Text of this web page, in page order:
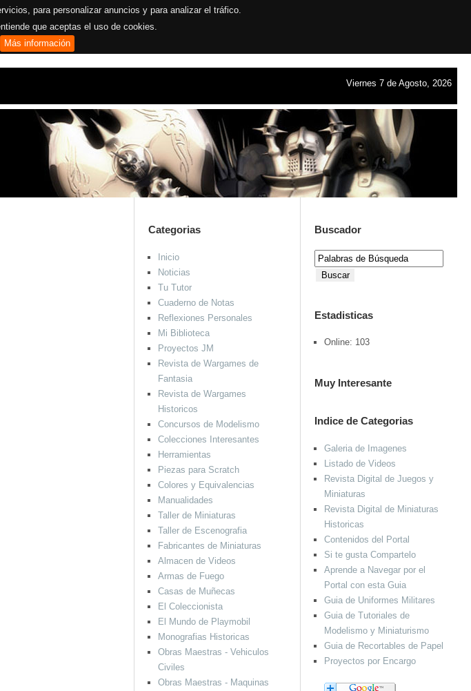
para personalizar anuncios y para analizar el tráfico.
que aceptas el uso de cookies.
Más información
Viernes 7 de Agosto, 2026
Buscador
Estadisticas
Online: 103
Muy Interesante
Indice de Categorias
Galeria de Imagenes
Listado de Videos
Revista Digital de Juegos y
Miniaturas
Revista Digital de Miniaturas
Historicas
Contenidos del Portal
Si te gusta Compartelo
Aprende a Navegar por el
Portal con esta Guia
Guia de Uniformes Militares
Guia de Tutoriales de
Modelismo y Miniaturismo
Guia de Recortables de Papel
Proyectos por Encargo
Categorias
Inicio
Noticias
Tu Tutor
Cuaderno de Notas
Reflexiones Personales
Mi Biblioteca
Proyectos JM
Revista de Wargames de
Fantasia
Revista de Wargames
Historicos
Concursos de Modelismo
Colecciones Interesantes
Herramientas
Piezas para Scratch
Colores y Equivalencias
Manualidades
Taller de Miniaturas
Taller de Escenografia
Fabricantes de Miniaturas
Almacen de Videos
Armas de Fuego
Casas de Muñecas
El Coleccionista
El Mundo de Playmobil
Monografias Historicas
Obras Maestras - Vehiculos
Civiles
Obras Maestras - Maquinas